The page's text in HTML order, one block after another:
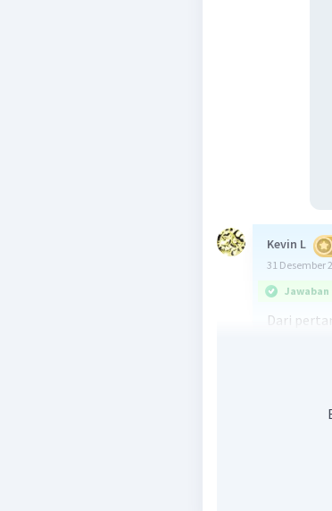
Kevin L
31 Desember
Dari
1.
adalah
reaksi